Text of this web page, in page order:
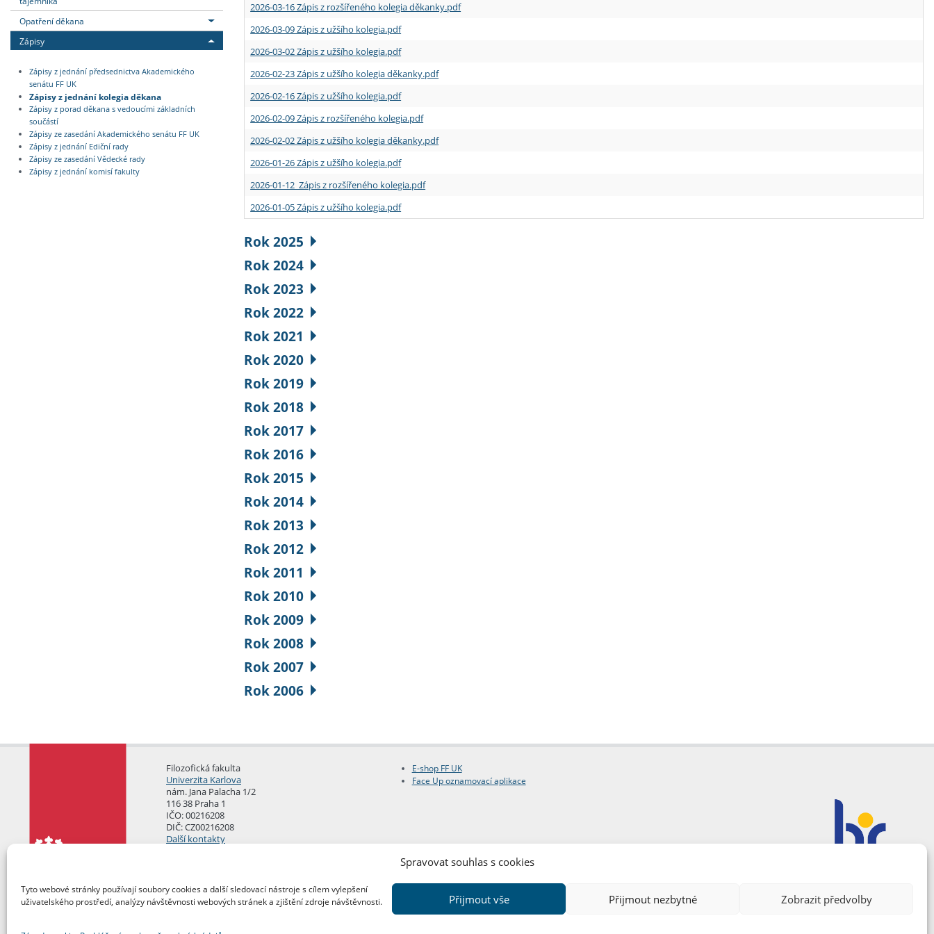
Spravovat souhlas s cookies
Tyto webové stránky používají soubory cookies a další sledovací nástroje s cílem vylepšení
uživatelského prostředí, analýzy návštěvnosti webových stránek a zjištění zdroje návštěvnosti.
Přijmout vše Přijmout nezbytné Zobrazit předvolby
Opatření děkana
Zápisy
Zápisy z jednání předsednictva Akademického
senátu FF UK
Zápisy z jednání kolegia děkana
Zápisy z porad děkana s vedoucími základních
součástí
Zápisy ze zasedání Akademického senátu FF UK
Zápisy z jednání Ediční rady
Zápisy ze zasedání Vědecké rady
Zápisy z jednání komisí fakulty
2026-03-16 Zápis z rozšířeného kolegia děkanky.pdf
2026-03-09 Zápis z užšího kolegia.pdf
2026-03-02 Zápis z užšího kolegia.pdf
2026-02-23 Zápis z užšího kolegia děkanky.pdf
2026-02-16 Zápis z užšího kolegia.pdf
2026-02-09 Zápis z rozšířeného kolegia.pdf
2026-02-02 Zápis z užšího kolegia děkanky.pdf
2026-01-26 Zápis z užšího kolegia.pdf
2026-01-12 Zápis z rozšířeného kolegia.pdf
2026-01-05 Zápis z užšího kolegia.pdf
Rok 2025
Rok 2024
Rok 2023
Rok 2022
Rok 2021
Rok 2020
Rok 2019
Rok 2018
Rok 2017
Rok 2016
Rok 2015
Rok 2014
Rok 2013
Rok 2012
Rok 2011
Rok 2010
Rok 2009
Rok 2008
Rok 2007
Rok 2006
Filozofická fakulta
Univerzita Karlova
nám. Jana Palacha 1/2
116 38 Praha 1
IČO: 00216208
DIČ: CZ00216208
Další kontakty
E-shop FF UK
Face Up oznamovací aplikace